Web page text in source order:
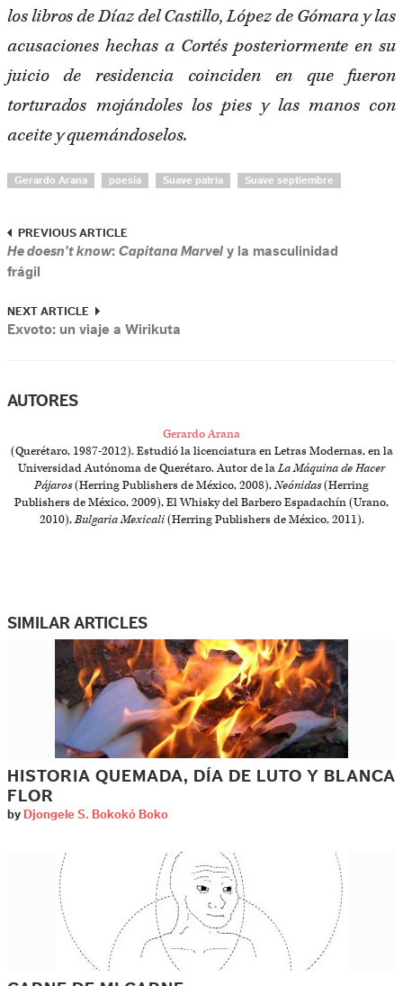
los libros de Díaz del Castillo, López de Gómara y las
acusaciones hechas a Cortés posteriormente en su
juicio de residencia coinciden en que fueron
torturados mojándoles los pies y las manos con
aceite y quemándoselos.
Gerardo Arana poesía Suave patria Suave septiembre
PREVIOUS ARTICLE
He doesn't know: Capitana Marvel y la masculinidad
frágil
NEXT ARTICLE
Exvoto: un viaje a Wirikuta
AUTORES
Gerardo Arana
(Querétaro, 1987-2012). Estudió la licenciatura en Letras Modernas, en la
Universidad Autónoma de Querétaro. Autor de laLa Máquina de Hacer
Pájaros(Herring Publishers de México, 2008),Neónidas(Herring
Publishers de México, 2009), El Whisky del Barbero Espadachín (Urano,
2010),Bulgaria Mexicali(Herring Publishers de México, 2011).
SIMILAR ARTICLES
HISTORIA QUEMADA, DÍA DE LUTO Y BLANCA
FLOR
by Djongele S. Bokokó Boko